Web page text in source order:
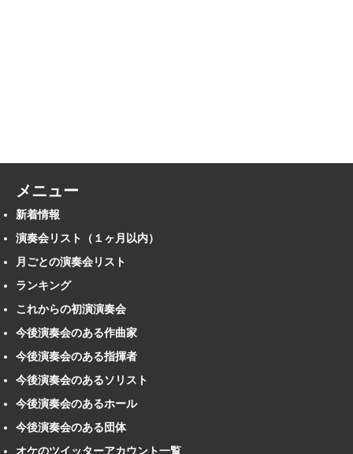
メニュー
新着情報
演奏会リスト（１ヶ月以内）
月ごとの演奏会リスト
ランキング
これからの初演演奏会
今後演奏会のある作曲家
今後演奏会のある指揮者
今後演奏会のあるソリスト
今後演奏会のあるホール
今後演奏会のある団体
オケのツイッターアカウント一覧